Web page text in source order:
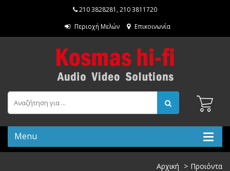
210 3828281 ,210 3811720
Περιοχή Μελών
Επικοινωνία
Menu
Αρχική
Προιόντα